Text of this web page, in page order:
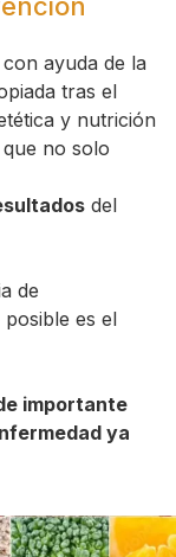
ayuda de la
tras el
y nutrición
que no solo
del
de
es el
importante
ya